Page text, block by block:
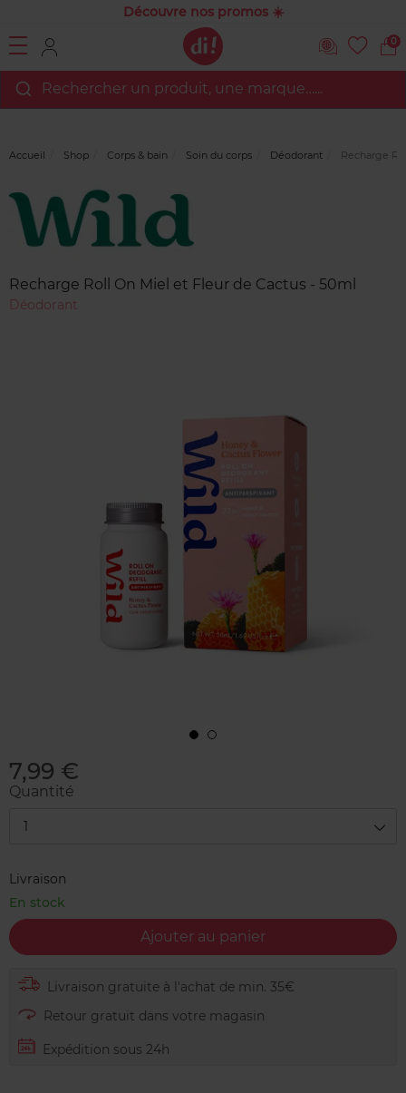
Découvre nos promos ☀️
0
Rechercher un produit, une marque…...
Accueil Shop Corps & bain Soin du corps Déodorant Recharge
Recharge Roll On Miel et Fleur de Cactus - 50ml
Déodorant
7,99 €
Quantité
1
Livraison
En stock
Ajouter au panier
Livraison gratuite à l'achat de min. 35€
Retour gratuit dans votre magasin
Expédition sous 24h